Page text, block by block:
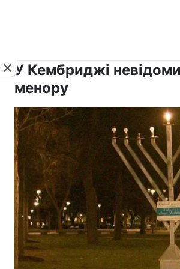
У Кембриджі
менору